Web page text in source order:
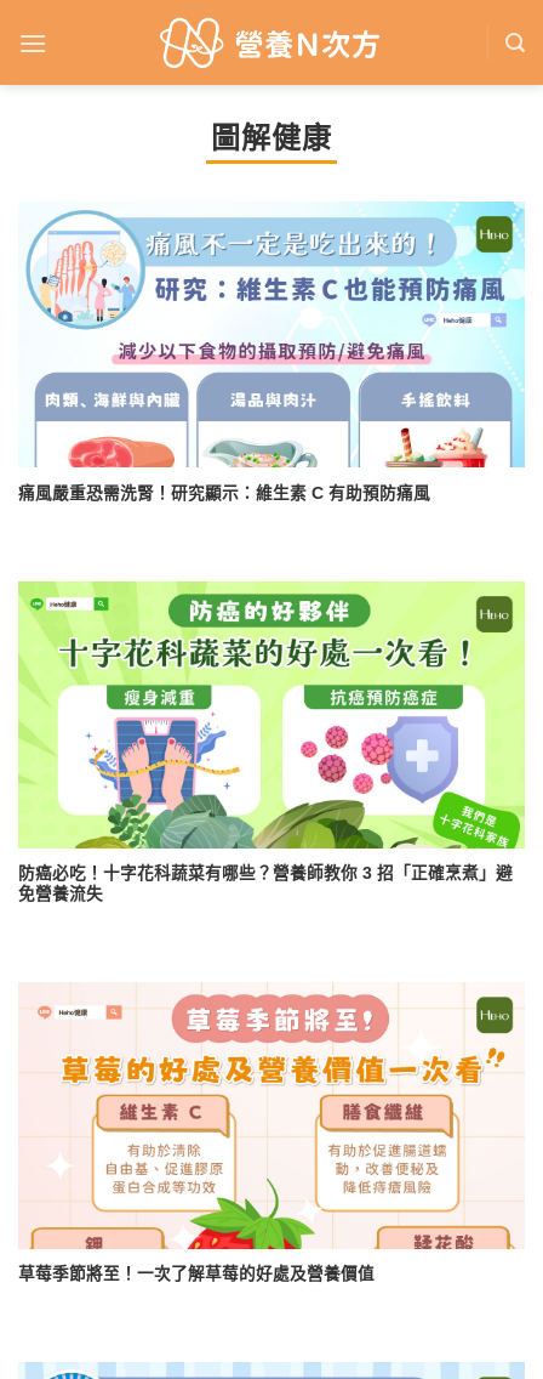
圖解健康
痛風嚴重恐需洗腎！研究顯示：維生素 C 有助預防痛風
防癌必吃！十字花科蔬菜有哪些？營養師教你 3 招「正確烹煮」避
免營養流失
草莓季節將至！一次了解草莓的好處及營養價值